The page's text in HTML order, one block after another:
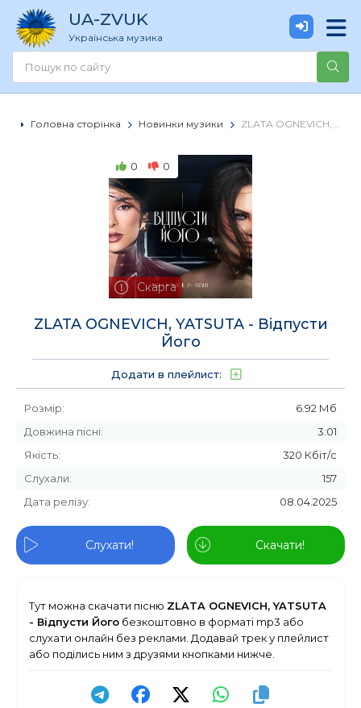
UA-ZVUK
Українська музика
Головна сторінка Новинки музики ZLATA OGNEVICH, YATSUTA - Відпусти Його
0 0
Скарга
ZLATA OGNEVICH, YATSUTA - Відпусти
Його
Додати в плейлист:
Розмір:
6.92 Мб
Довжина пісні:
3:01
Якість:
320 Кбіт/с
Слухали:
157
Дата релізу:
08.04.2025
Слухати! Скачати!
Тут можна скачати пісню ZLATA OGNEVICH, YATSUTA
- Відпусти Його безкоштовно в форматі mp3 або
слухати онлайн без реклами. Додавай трек у плейлист
або поділись ним з друзями кнопками нижче.